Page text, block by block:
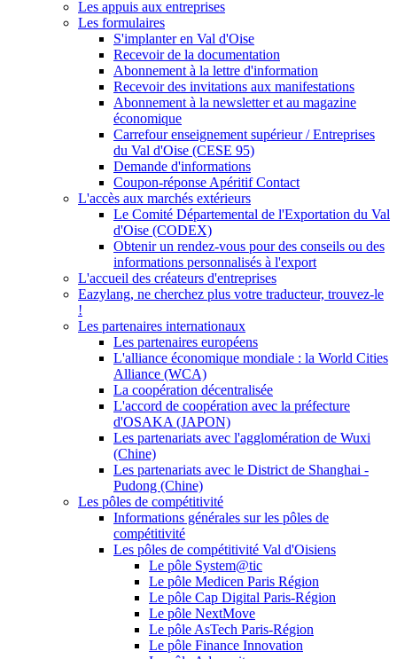
Les appuis aux entreprises
Les formulaires
S'implanter en Val d'Oise
Recevoir de la documentation
Abonnement à la lettre d'information
Recevoir des invitations aux manifestations
Abonnement à la newsletter et au magazine
économique
Carrefour enseignement supérieur / Entreprises
du Val d'Oise (CESE 95)
Demande d'informations
Coupon-réponse Apéritif Contact
L'accès aux marchés extérieurs
Le Comité Départemental de l'Exportation du Val
d'Oise (CODEX)
Obtenir un rendez-vous pour des conseils ou des
informations personnalisés à l'export
L'accueil des créateurs d'entreprises
Eazylang, ne cherchez plus votre traducteur, trouvez-le
!
Les partenaires internationaux
Les partenaires européens
L'alliance économique mondiale : la World Cities
Alliance (WCA)
La coopération décentralisée
L'accord de coopération avec la préfecture
d'OSAKA (JAPON)
Les partenariats avec l'agglomération de Wuxi
(Chine)
Les partenariats avec le District de Shanghai -
Pudong (Chine)
Les pôles de compétitivité
Informations générales sur les pôles de
compétitivité
Les pôles de compétitivité Val d'Oisiens
Le pôle System@tic
Le pôle Medicen Paris Région
Le pôle Cap Digital Paris-Région
Le pôle NextMove
Le pôle AsTech Paris-Région
Le pôle Finance Innovation